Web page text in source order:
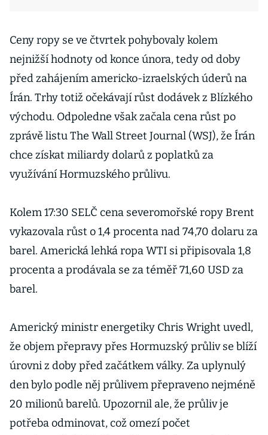
Ceny ropy se ve čtvrtek pohybovaly kolem
nejnižší hodnoty od konce února, tedy od doby
před zahájením americko-izraelských úderů na
Írán. Trhy totiž očekávají růst dodávek z Blízkého
východu. Odpoledne však začala cena růst po
zprávě listu The Wall Street Journal (WSJ), že Írán
chce získat miliardy dolarů z poplatků za
využívání Hormuzského průlivu.
Kolem 17:30 SELČ cena severomořské ropy Brent
vykazovala růst o 1,4 procenta nad 74,70 dolaru za
barel. Americká lehká ropa WTI si připisovala 1,8
procenta a prodávala se za téměř 71,60 USD za
barel.
Americký ministr energetiky Chris Wright uvedl,
že objem přepravy přes Hormuzský průliv se blíží
úrovni z doby před začátkem války. Za uplynulý
den bylo podle něj průlivem přepraveno nejméně
20 milionů barelů. Upozornil ale, že průliv je
potřeba odminovat, což omezí počet